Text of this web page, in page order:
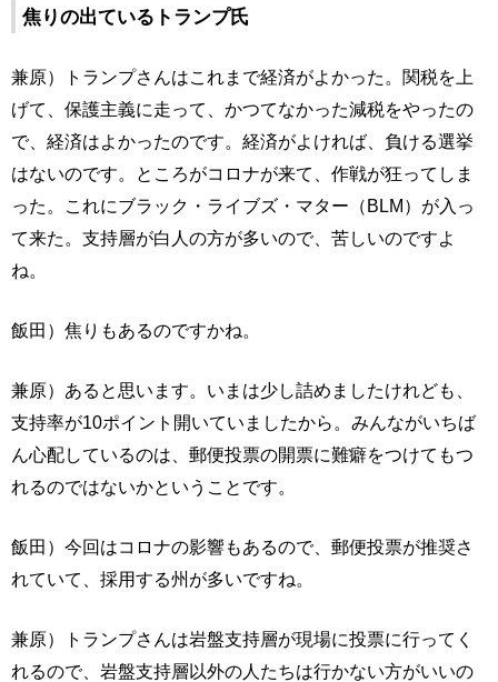
焦りの出ているトランプ氏
兼原）トランプさんはこれまで経済がよかった。関税を上
げて、保護主義に走って、かつてなかった減税をやったの
で、経済はよかったのです。経済がよければ、負ける選挙
はないのです。ところがコロナが来て、作戦が狂ってしま
った。これにブラック・ライブズ・マター（BLM）が入っ
て来た。支持層が白人の方が多いので、苦しいのですよ
ね。
飯田）焦りもあるのですかね。
兼原）あると思います。いまは少し詰めましたけれども、
支持率が10ポイント開いていましたから。みんながいちば
ん心配しているのは、郵便投票の開票に難癖をつけてもつ
れるのではないかということです。
飯田）今回はコロナの影響もあるので、郵便投票が推奨さ
れていて、採用する州が多いですね。
兼原）トランプさんは岩盤支持層が現場に投票に行ってく
れるので、岩盤支持層以外の人たちは行かない方がいいの